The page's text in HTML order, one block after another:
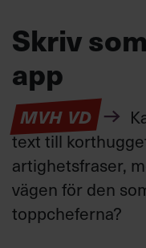
Skriv
app
MVH VD
text till
artighetsfraser,
vägen för den
toppcheferna?